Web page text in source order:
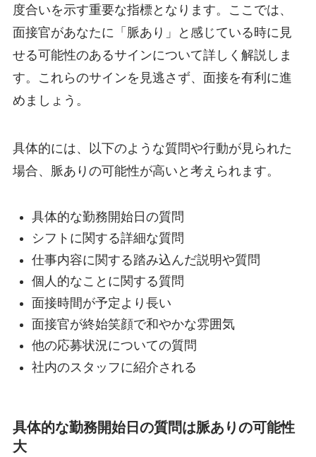
度合いを示す重要な指標となります。ここでは、
面接官があなたに「脈あり」と感じている時に見
せる可能性のあるサインについて詳しく解説しま
す。これらのサインを見逃さず、面接を有利に進
めましょう。
具体的には、以下のような質問や行動が見られた
場合、脈ありの可能性が高いと考えられます。
具体的な勤務開始日の質問
シフトに関する詳細な質問
仕事内容に関する踏み込んだ説明や質問
個人的なことに関する質問
面接時間が予定より長い
面接官が終始笑顔で和やかな雰囲気
他の応募状況についての質問
社内のスタッフに紹介される
具体的な勤務開始日の質問は脈ありの可能性
大